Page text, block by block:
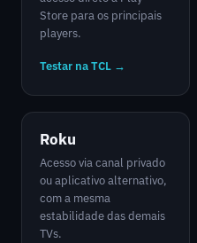
Store para os principais
players.
Testar na TCL →
Roku
Acesso via canal privado
ou aplicativo alternativo,
com a mesma
estabilidade das demais
TVs.